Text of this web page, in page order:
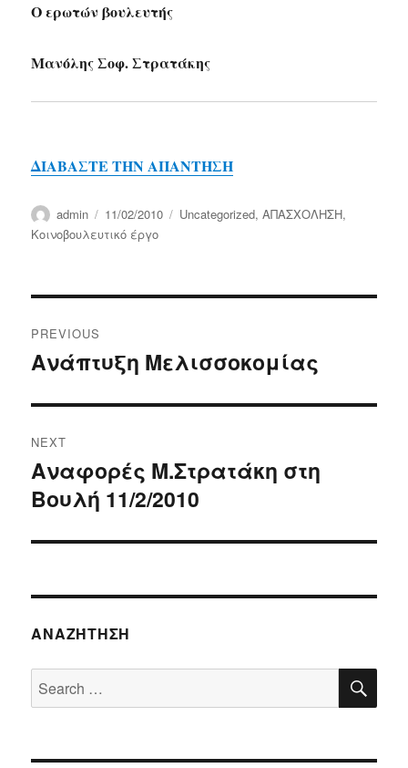
Ο ερωτών βουλευτής
Μανόλης Σοφ. Στρατάκης
ΔΙΑΒΑΣΤΕ ΤΗΝ ΑΠΑΝΤΗΣΗ
Author
admin
Posted
on
11/02/2010 Categories
Uncategorized,ΑΠΑΣΧΟΛΗΣΗ,
Κοινοβουλευτικό έργο
navigation
PREVIOUS
Previous
Ανάπτυξη Μελισσοκομίας
NEXT
Next
post:
Αναφορές Μ.Στρατάκη στη
Βουλή 11/2/2010
ΑΝΑΖΉΤΗΣΗ
Search
for: